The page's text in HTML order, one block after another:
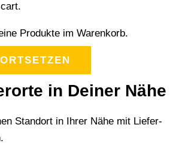
Produkte im Warenkorb.
in Deiner Nähe
Standort in Ihrer Nähe mit Liefer-